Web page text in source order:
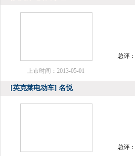
上市时间：2013-05-01
总评：
[英克莱电动车] 名悦
总评：